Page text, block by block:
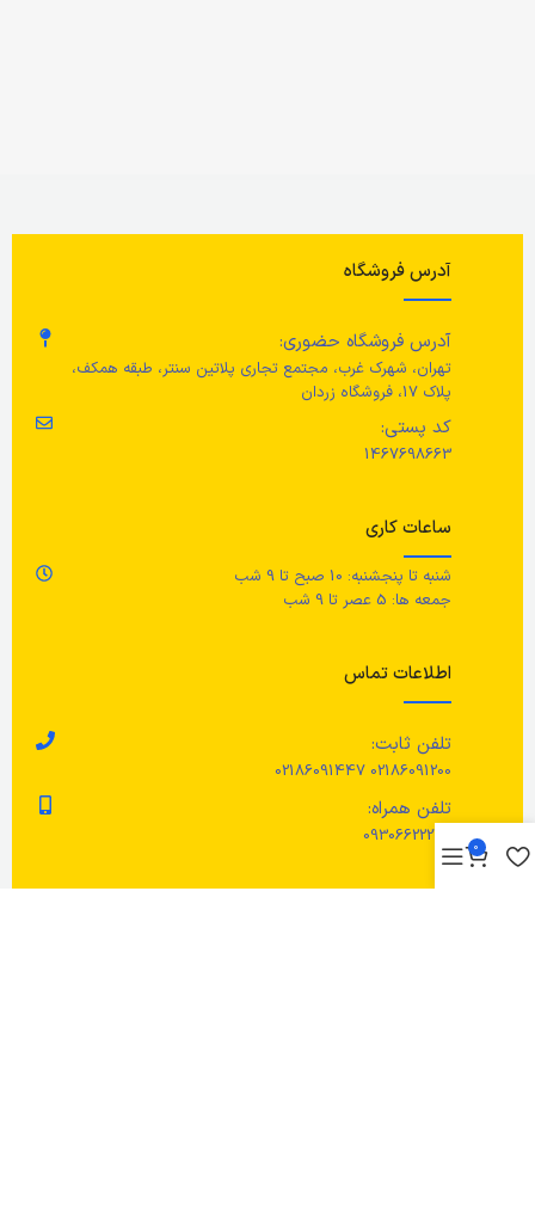
آدرس فروشگاه
آدرس فروشگاه حضوری:
تهران، شهرک غرب، مجتمع تجاری پلاتین سنتر، طبقه همکف،
پلاک 17، فروشگاه زردان
کد پستی:
1467698663
ساعات کاری
شنبه تا پنجشنبه: 10 صبح تا 9 شب
جمعه ها: 5 عصر تا 9 شب
اطلاعات تماس
تلفن ثابت:
02186091200 02186091447
تلفن همراه:
09306622276 0